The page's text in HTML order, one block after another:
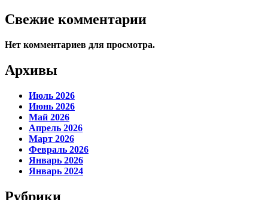
Свежие комментарии
Нет комментариев для просмотра.
Архивы
Июль 2026
Июнь 2026
Май 2026
Апрель 2026
Март 2026
Февраль 2026
Январь 2026
Январь 2024
Рубрики